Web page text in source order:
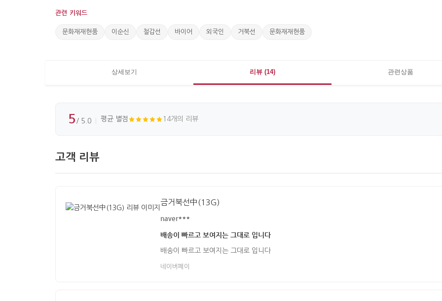
관련 키워드
문화재재현품 이순신 철갑선 바이어 외국인 거북선 문화재재현품
상세보기 리뷰 (14) 관련상품
5 / 5.0 평균 별점 14개의 리뷰
고객 리뷰
금거북선中(13G)
naver***
배송이 빠르고 보여지는 그대로 입니다
배송이 빠르고 보여지는 그대로 입니다
네이버페이